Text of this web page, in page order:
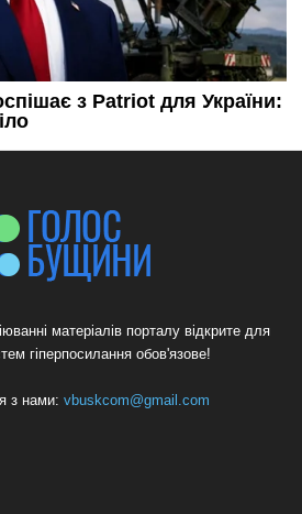
матеріалів порталу відкрите для
гіперпосилання обов'язове!
з нами: vbuskcom@gmail.com